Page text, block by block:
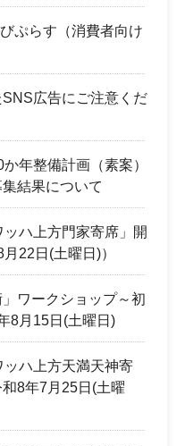
ぷらす（消費者向け
SNS広告にご注意くだ
年整備計画（素案）
結果について
ッハ上方門家寄席」開
22日(土曜日)）
」ワークショップ～初
8月15日(土曜日)
ッハ上方天満天神寄
8年7月25日(土曜